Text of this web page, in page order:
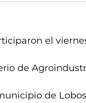
el
de
de